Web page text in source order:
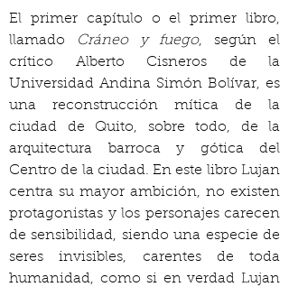
El primer capítulo o el primer libro,
llamado
Cráneo y fuego, según el
crítico Alberto Cisneros de la
Universidad Andina Simón Bolívar, es
una reconstrucción mítica de la
ciudad de Quito, sobre todo, de la
arquitectura barroca y gótica del
Centro de la ciudad. En este libro Lujan
centra su mayor ambición, no existen
protagonistas y los personajes carecen
de sensibilidad, siendo una especie de
seres invisibles, carentes de toda
humanidad, como si en verdad Lujan